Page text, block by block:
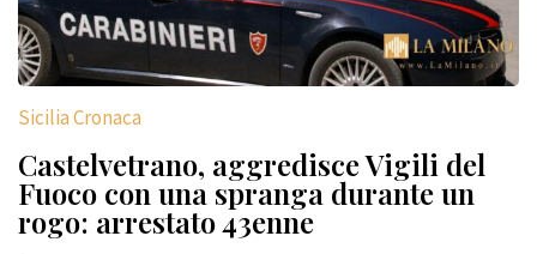
Sicilia Cronaca
Castelvetrano, aggredisce Vigili del
Fuoco con una spranga durante un
rogo: arrestato 43enne